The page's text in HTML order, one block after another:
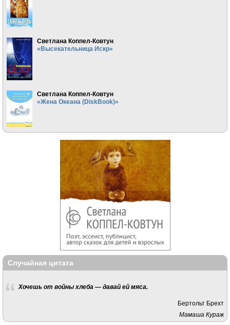
Светлана Коппел-Ковтун
«Высекательница Искр»
Светлана Коппел-Ковтун
«Жена Океана (DiskBook)»
Случайная цитата
Хочешь от войны хлеба — давай ей мяса.
Бертольт Брехт
Мамаша Кураж